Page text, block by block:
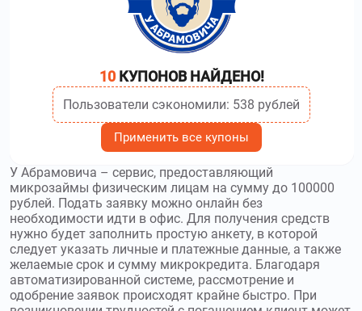
zaym.vivadengi.ru–
Viva деньги –
федеральная компания микрофинансирования.
промокоды Viva деньгии получите скидку до
smartcash.ru
Умные Наличные – компания по
выдаче безналичных микрозаймов. Используйте
промокоды Умные Наличныеи получите скидку до 40%
предлагает финансовые услуги в дистанционном формате.
Используйте промокоды СмсФинанси получите скидку до
30000₽
3404.ru–Взаимодействие – сервис займов
физическим и юридическим лицам под залог недвижимого
имущества или транспортного средства. Используйте
промокоды Взаимодействиеи получите скидку до
10КУПОНОВ НАЙДЕНО!
Пользователи сэкономили: 538 рублей
Применить все купоны
У Абрамовича – сервис, предоставляющий
микрозаймы физическим лицам на сумму до 100000
рублей. Подать заявку можно онлайн без
необходимости идти в офис. Для получения средств
нужно будет заполнить простую анкету, в которой
следует указать личные и платежные данные, а также
желаемые срок и сумму микрокредита. Благодаря
автоматизированной системе, рассмотрение и
одобрение заявок происходят крайне быстро. При